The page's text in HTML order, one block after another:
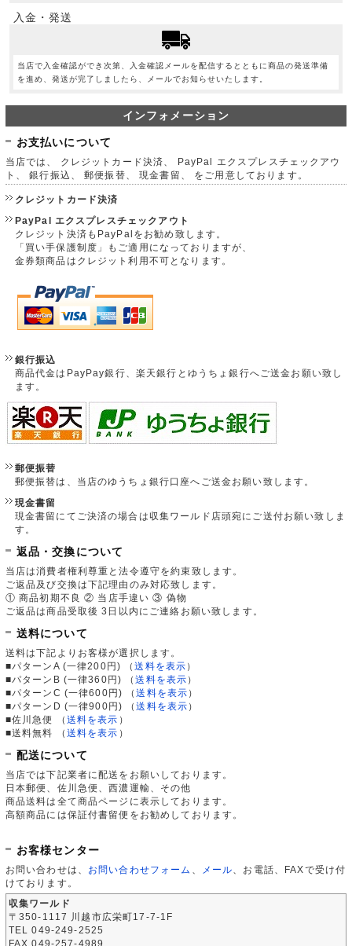
入金・発送
当店で入金確認ができ次第、入金確認メールを配信するとともに商品の発送準備
を進め、発送が完了しましたら、メールでお知らせいたします。
インフォメーション
お支払いについて
当店では、 クレジットカード決済、 PayPal エクスプレスチェックアウ
ト、 銀行振込、 郵便振替、 現金書留、 をご用意しております。
クレジットカード決済
PayPal エクスプレスチェックアウト
クレジット決済もPayPalをお勧め致します。
「買い手保護制度」もご適用になっておりますが、
金券類商品はクレジット利用不可となります。
銀行振込
商品代金はPayPay銀行、楽天銀行とゆうちょ銀行へご送金お願い致し
ます。
郵便振替
郵便振替は、当店のゆうちょ銀行口座へご送金お願い致します。
現金書留
現金書留にてご決済の場合は収集ワールド店頭宛にご送付お願い致しま
す。
返品・交換について
当店は消費者権利尊重と法令遵守を約束致します。
ご返品及び交換は下記理由のみ対応致します。
① 商品初期不良 ② 当店手違い ③ 偽物
ご返品は商品受取後 3日以内にご連絡お願い致します。
送料について
送料は下記よりお客様が選択します。
■パターンA (一律200円)
（送料を表示 ）
■パターンB (一律360円)
（送料を表示 ）
■パターンC (一律600円)
（送料を表示 ）
■パターンD (一律900円)
（送料を表示 ）
■佐川急便
（ 送料を表示 ）
■送料無料
（ 送料を表示 ）
配送について
当店では下記業者に配送をお願いしております。
日本郵便、佐川急便、西濃運輸、その他
商品送料は全て商品ページに表示しております。
高額商品には保証付書留便をお勧めしております。
お客様センター
お問い合わせは、 お問い合わせフォーム メール 、お電話、FAXで受け付
けております。
収集ワールド
〒350-1117 川越市広栄町17-7-1F
TEL 049-249-2525
FAX 049-257-4989